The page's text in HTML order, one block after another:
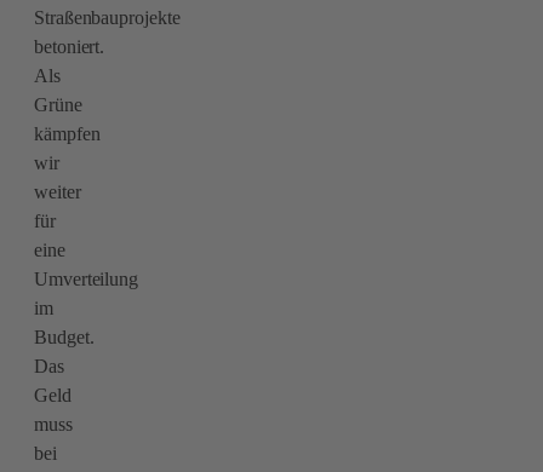
Straßenbauprojekte
betoniert.
Als
Grüne
kämpfen
wir
weiter
für
eine
Umverteilung
im
Budget.
Das
Geld
muss
bei